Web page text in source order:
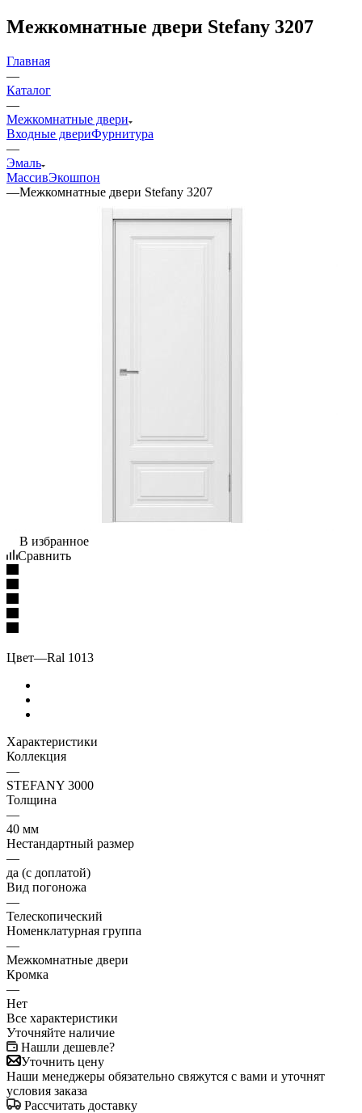
Межкомнатные двери Stefany 3207
Главная
—
Каталог
—
Межкомнатные двери
Входные двериФурнитура
—
Эмаль
МассивЭкошпон
—Межкомнатные двери Stefany 3207
В избранное
Сравнить
Цвет—Ral 1013
Характеристики
Коллекция
—
STEFANY 3000
Толщина
—
40 мм
Нестандартный размер
—
да (с доплатой)
Вид погоножа
—
Телескопический
Номенклатурная группа
—
Межкомнатные двери
Кромка
—
Нет
Все характеристики
Уточняйте наличие
Нашли дешевле?
Уточнить цену
Наши менеджеры обязательно свяжутся с вами и уточнят
условия заказа
Рассчитать доставку